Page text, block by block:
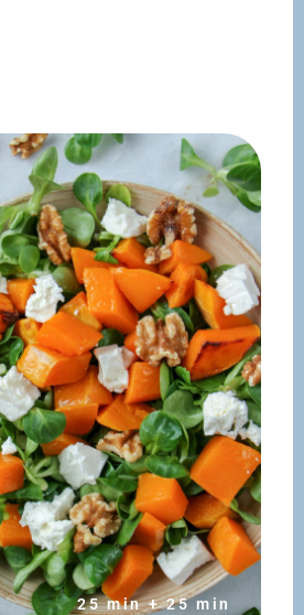
25 min + 25 min